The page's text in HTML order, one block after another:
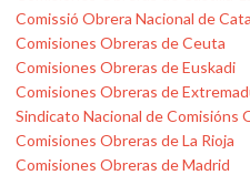
Comissió Obrera Nacional de
Comisiones Obreras de Ceuta
Comisiones Obreras de Euskadi
Comisiones Obreras de
Sindicato Nacional de Comisións
Comisiones Obreras de La Rioja
Comisiones Obreras de Madrid